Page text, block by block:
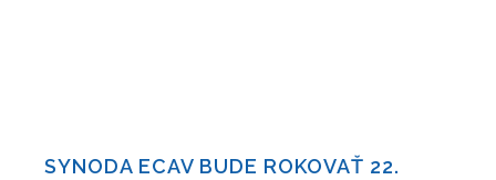
SYNODA ECAV BUDE ROKOVAŤ 22.